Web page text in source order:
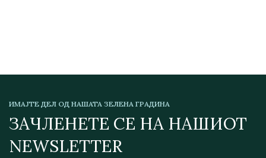
ИМАЈТЕ ДЕЛ ОД НАШАТА ЗЕЛЕНА ГРАДИНА
ЗАЧЛЕНЕТЕ СЕ НА НАШИОТ
NEWSLETTER